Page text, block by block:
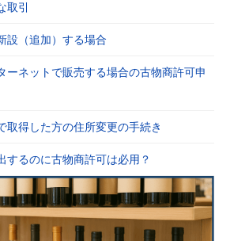
取引
設（追加）する場合
ーネットで販売する場合の古物商許可申
取得した方の住所変更の手続き
するのに古物商許可は必用？